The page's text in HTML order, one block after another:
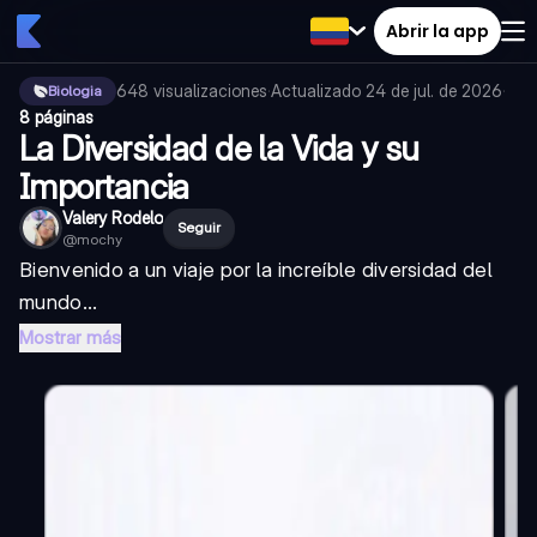
Abrir la app
Biologia 648 visualizaciones·Actualizado 24 de jul. de 2026·
8 páginas
La Diversidad de la Vida y su
Importancia
Valery Rodelo
@mochy
Seguir
Bienvenido a un viaje por la increíble diversidad del
mundo...
Mostrar más